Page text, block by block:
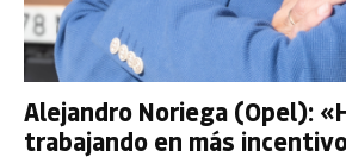
Alejandro Noriega (Opel):
trabajando en más